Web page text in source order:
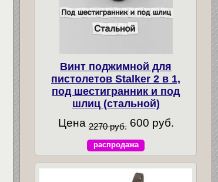
Винт поджимной для
пистолетов Stalker 2 в 1,
под шестигранник и под
шлиц (стальной)
Цена 2270 руб. 600 руб.
распродажа